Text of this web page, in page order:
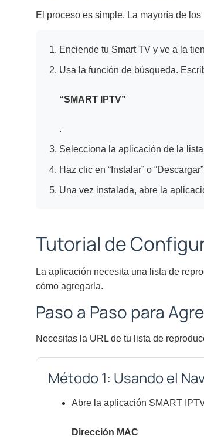
El proceso es simple. La mayoría de
Enciende tu Smart TV y ve a la
Usa la función de búsqueda.
“SMART IPTV”
.
Selecciona la aplicación de la
Haz clic en “Instalar” o
Una vez instalada, abre la
Tutorial de
La aplicación necesita una lista de
cómo agregarla.
Paso a Paso para
Necesitas la URL de tu lista de
Método 1: Usando el
Abre la aplicación SMART
Dirección MAC